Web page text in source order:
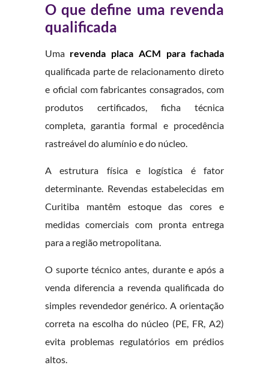
O que define uma revenda
qualificada
Uma revenda placa ACM para fachada
qualificada parte de relacionamento direto
e oficial com fabricantes consagrados, com
produtos certificados, ficha técnica
completa, garantia formal e procedência
rastreável do alumínio e do núcleo.
A estrutura física e logística é fator
determinante. Revendas estabelecidas em
Curitiba mantêm estoque das cores e
medidas comerciais com pronta entrega
para a região metropolitana.
O suporte técnico antes, durante e após a
venda diferencia a revenda qualificada do
simples revendedor genérico. A orientação
correta na escolha do núcleo (PE, FR, A2)
evita problemas regulatórios em prédios
altos.